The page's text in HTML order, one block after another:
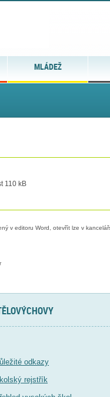
MLÁDEŽ
110 kB
v editoru Word, otevřít lze v
odkazy
rejstřík